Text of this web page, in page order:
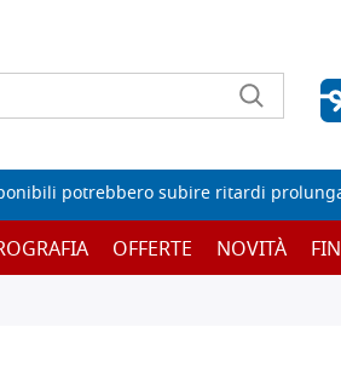
Wishlist
potrebbero subire ritardi
OFFERTE NOVITÀ